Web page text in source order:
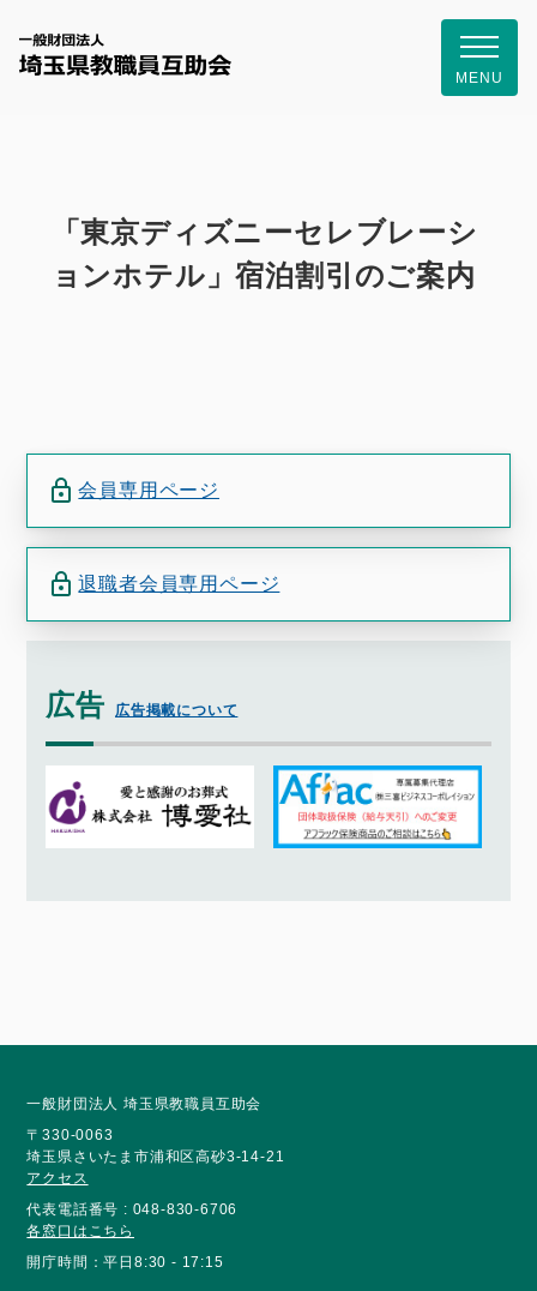
一般財団
MENU
「東京ディズニーセレブレーシ
ョンホテル」宿泊割引のご案内
会員専用ページ
退職者会員専用ページ
広告 広告掲載について
一般財団法人 埼玉県教職員互助会
〒330-0063
埼玉県さいたま市浦和区高砂3-14-21
アクセス
代表電話番号 : 048-830-6706
各窓口はこちら
開庁時間：平日8:30 - 17:15